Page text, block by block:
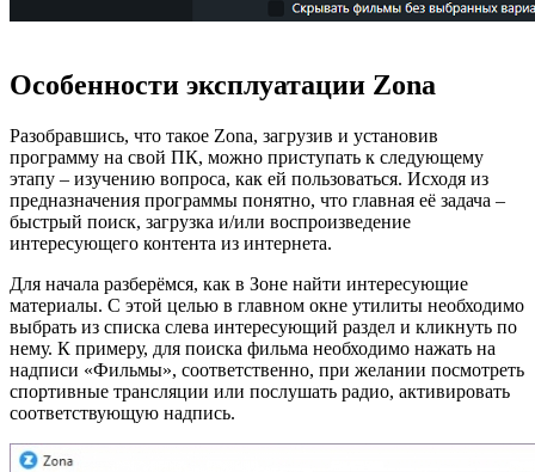
Особенности эксплуатации Zona
Разобравшись, что такое Zona, загрузив и установив
программу на свой ПК, можно приступать к следующему
этапу – изучению вопроса, как ей пользоваться. Исходя из
предназначения программы понятно, что главная её задача –
быстрый поиск, загрузка и/или воспроизведение
интересующего контента из интернета.
Для начала разберёмся, как в Зоне найти интересующие
материалы. С этой целью в главном окне утилиты необходимо
выбрать из списка слева интересующий раздел и кликнуть по
нему. К примеру, для поиска фильма необходимо нажать на
надписи «Фильмы», соответственно, при желании посмотреть
спортивные трансляции или послушать радио, активировать
соответствующую надпись.